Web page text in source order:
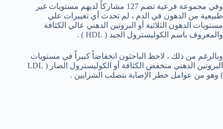
وفي مجموعة فرعية تضم 127 مشاركاً لديهم مستويات غير
طبيعية من الدهون في الدم ، لم تحدث أي تغييرات علي
مستويات الدهون الثلاثية أو البروتين الدهني عالي الكثافة
والمعروف باسم الكوليسترول الجيد ( HDL ) .
وبالرغم من ذلك ، لاحظ الباحثون انخفاضاً كبيراً في مستويات
البروتين الدهني منخفض الكثافة أو الكوليسترول الضار ( LDL
) وهو من عوامل خطر الإصابة بتصلب الشرايين .